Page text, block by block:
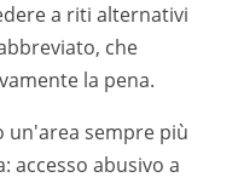
a riti alternativi
che
la pena.
sempre più
: accesso abusivo a